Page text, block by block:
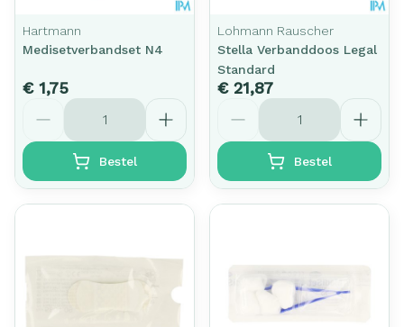
Hartmann
Medisetverbandset N4
€ 1,75
Aantal
Bestel
Lohmann Rauscher
Stella Verbanddoos Legal
Standard
€ 21,87
Aantal
Bestel